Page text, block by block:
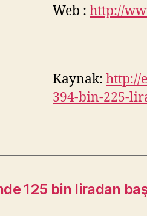
Web : http://
Kaynak: http://
394-bin-225-
125 bin liradan